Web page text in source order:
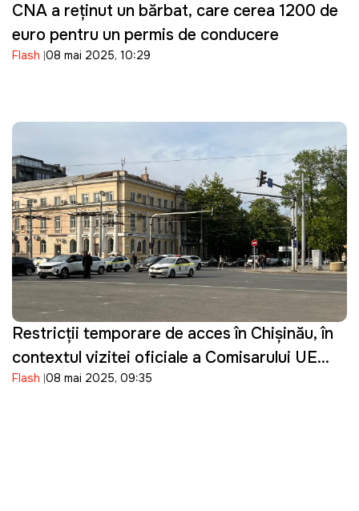
CNA a reținut un bărbat, care cerea 1200 de
euro pentru un permis de conducere
Flash 08 mai 2025, 10:29
Restricții temporare de acces în Chișinău, în
contextul vizitei oficiale a Comisarului UE
pentru extindere
Flash 08 mai 2025, 09:35